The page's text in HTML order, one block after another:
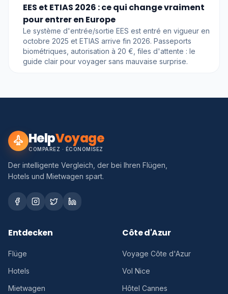
EES et ETIAS 2026 : ce qui change vraiment
pour entrer en Europe
Le système d'entrée/sortie EES est entré en vigueur en
octobre 2025 et ETIAS arrive fin 2026. Passeports
biométriques, autorisation à 20 €, files d'attente : le
guide clair pour voyager sans mauvaise surprise.
HelpVoyage
COMPAREZ · ÉCONOMISEZ
Der intelligente Vergleich, der bei Ihren Flügen,
Hotels und Mietwagen spart.
Entdecken
Flüge
Hotels
Mietwagen
Côte d'Azur
Voyage Côte d'Azur
Vol Nice
Hôtel Cannes